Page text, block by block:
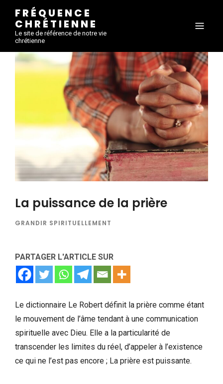
FRÉQUENCE
CHRÉTIENNE
Le site de référence de notre vie
chrétienne
La puissance de la prière
GRANDIR SPIRITUELLEMENT
PARTAGER L'ARTICLE SUR
Le dictionnaire Le Robert définit la prière comme étant
le mouvement de l’âme tendant à une communication
spirituelle avec Dieu. Elle a la particularité de
transcender les limites du réel, d’appeler à l’existence
ce qui ne l’est pas encore ; La prière est puissante.